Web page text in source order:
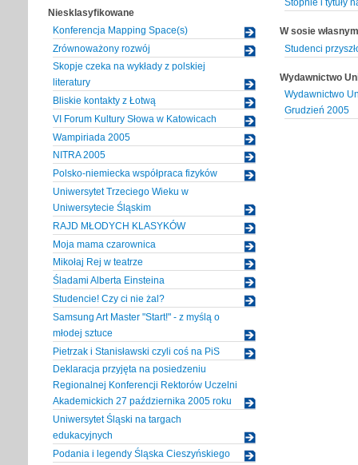
Niesklasyfikowane
Konferencja Mapping Space(s)
Zrównoważony rozwój
Skopje czeka na wykłady z polskiej
literatury
Bliskie kontakty z Łotwą
VI Forum Kultury Słowa w Katowicach
Wampiriada 2005
NITRA 2005
Polsko-niemiecka współpraca fizyków
Uniwersytet Trzeciego Wieku w
Uniwersytecie Śląskim
RAJD MŁODYCH KLASYKÓW
Moja mama czarownica
Mikołaj Rej w teatrze
Śladami Alberta Einsteina
Studencie! Czy ci nie żal?
Samsung Art Master "Start!" - z myślą o
młodej sztuce
Pietrzak i Stanisławski czyli coś na PiS
Deklaracja przyjęta na posiedzeniu
Regionalnej Konferencji Rektorów Uczelni
Akademickich 27 października 2005 roku
Uniwersytet Śląski na targach
edukacyjnych
Podania i legendy Śląska Cieszyńskiego
W sosie własnym
Studenci
Wydawnictwo
Wydawnictwo
Grudzień 2005